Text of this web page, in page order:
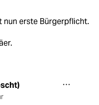
nun erste Bürgerpflicht.